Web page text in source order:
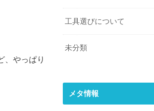
、やっぱり
工具選びについて
未分類
メタ情報